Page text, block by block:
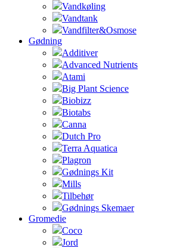
Vandkøling
Vandtank
Vandfilter&Osmose
Gødning
Additiver
Advanced Nutrients
Atami
Big Plant Science
Biobizz
Biotabs
Canna
Dutch Pro
Terra Aquatica
Plagron
Gødnings Kit
Mills
Tilbehør
Gødnings Skemaer
Gromedie
Coco
Jord